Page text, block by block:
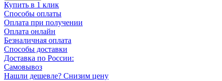
Купить в 1 клик
Способы оплаты
Оплата при получении
Оплата онлайн
Безналичная оплата
Способы доставки
Доставка по России:
Самовывоз
Нашли дешевле? Снизим цену